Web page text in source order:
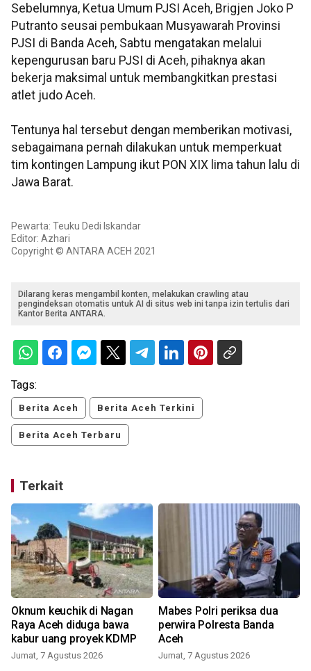
Sebelumnya, Ketua Umum PJSI Aceh, Brigjen Joko P
Putranto seusai pembukaan Musyawarah Provinsi
PJSI di Banda Aceh, Sabtu mengatakan melalui
kepengurusan baru PJSI di Aceh, pihaknya akan
bekerja maksimal untuk membangkitkan prestasi
atlet judo Aceh.
Tentunya hal tersebut dengan memberikan motivasi,
sebagaimana pernah dilakukan untuk memperkuat
tim kontingen Lampung ikut PON XIX lima tahun lalu di
Jawa Barat.
Pewarta: Teuku Dedi Iskandar
Editor: Azhari
Copyright © ANTARA ACEH 2021
Dilarang keras mengambil konten, melakukan crawling atau
pengindeksan otomatis untuk AI di situs web ini tanpa izin tertulis dari
Kantor Berita ANTARA.
Tags:
Berita Aceh Berita Aceh Terkini
Berita Aceh Terbaru
Terkait
Oknum keuchik di Nagan
Raya Aceh diduga bawa
kabur uang proyek KDMP
Jumat, 7 Agustus 2026
Mabes Polri periksa dua
perwira Polresta Banda
Aceh
Jumat, 7 Agustus 2026